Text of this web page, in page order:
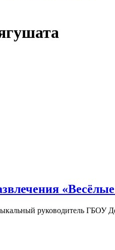
руководитель ГБОУ